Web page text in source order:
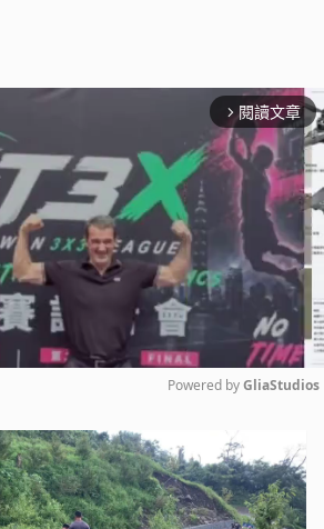
arrow_forward_ios 閱讀文章
Powered by GliaStudios